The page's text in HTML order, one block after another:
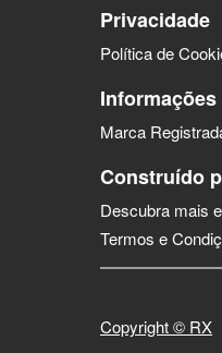
Privacidade
Política de
Informações
Marca
Construído
Descubra mais
Termos e
Copyright © RX